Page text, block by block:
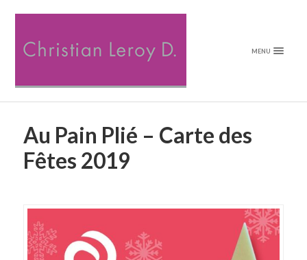
MENU
Au Pain Plié – Carte des
Fêtes 2019